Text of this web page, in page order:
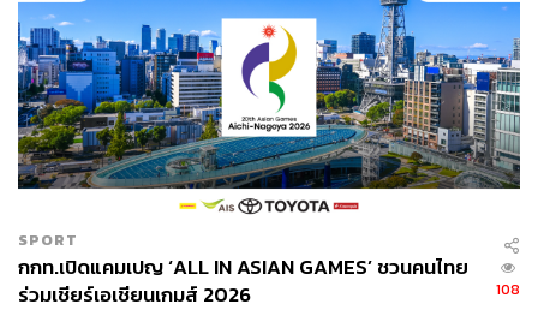
SPORT
กกท.เปิดแคมเปญ ‘ALL IN ASIAN GAMES’ ชวนคนไทย
ร่วมเชียร์เอเชียนเกมส์ 2026
108